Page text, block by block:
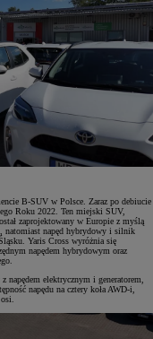
B-SUV w Polsce. Zaraz po debiucie
Roku 2022. Ten miejski SUV,
zaprojektowany w Europie z myślą
natomiast napęd hybrydowy i silnik
Yaris Cross wyróżnia się
napędem hybrydowym oraz
elektrycznym i generatorem,
napędu na cztery koła AWD-i,